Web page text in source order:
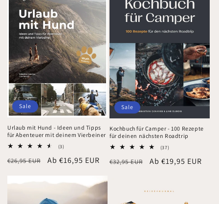
Sale
Urlaub mit Hund - Ideen und Tipps
für Abenteuer mit deinem Vierbeiner
(3)3
insgesamt
Normaler
€26,95 EUR Verkaufspreis
Ab €16,95 EUR
Sale
Kochbuch für Camper - 100 Rezepte
für deinen nächsten Roadtrip
(37)37
insgesamt
Normaler
€32,95 EUR Verkaufspreis
Ab €19,95 EUR